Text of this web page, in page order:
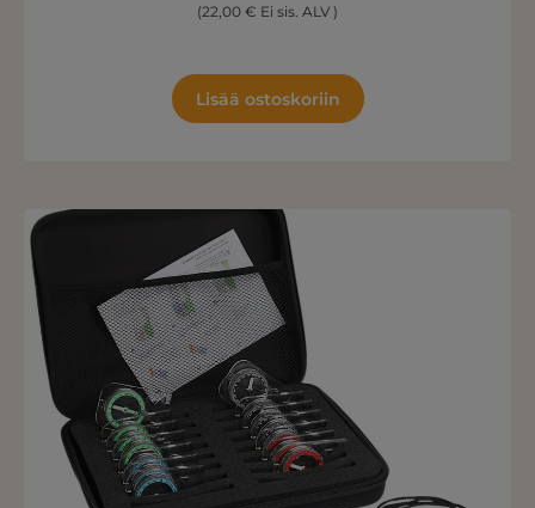
(22,00 € Ei sis. ALV )
Lisää ostoskoriin